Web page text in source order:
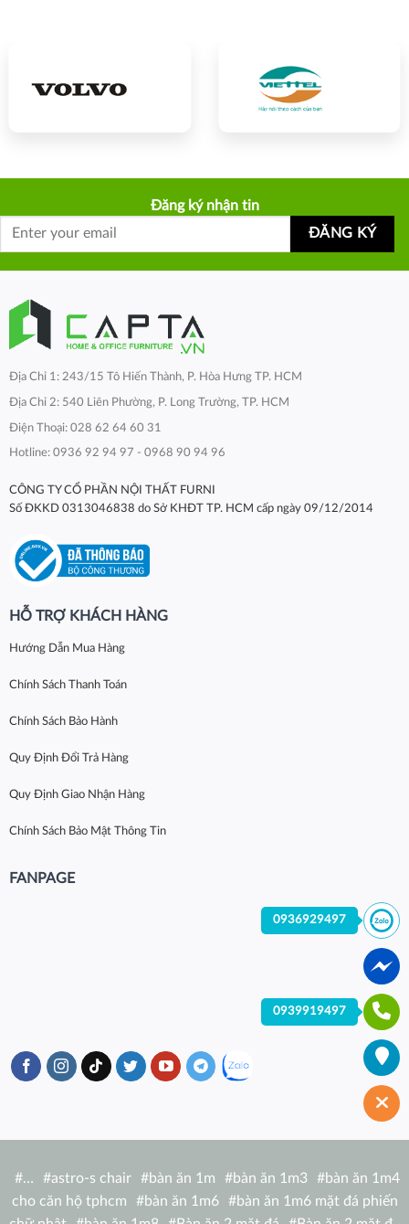
Đăng ký nhận tin
Địa Chỉ 1: 243/15 Tô Hiến Thành, P. Hòa Hưng TP. HCM
Địa Chỉ 2: 540 Liên Phường, P. Long Trường, TP. HCM
Điện Thoại: 028 62 64 60 31
Hotline: 0936 92 94 97 - 0968 90 94 96
CÔNG TY CỔ PHẦN NỘI THẤT FURNI
Số ĐKKD 0313046838 do Sở KHĐT TP. HCM cấp ngày 09/12/2014
HỖ TRỢ KHÁCH HÀNG
Hướng Dẫn Mua Hàng
Chính Sách Thanh Toán
Chính Sách Bảo Hành
Quy Định Đổi Trả Hàng
Quy Định Giao Nhận Hàng
Chính Sách Bảo Mật Thông Tin
FANPAGE
#… #astro-s chair #bàn ăn 1m #bàn ăn 1m3 #bàn ăn 1m4
cho căn hộ tphcm
#bàn ăn 1m6 #bàn ăn 1m6 mặt đá phiến
0936929497
0939919497